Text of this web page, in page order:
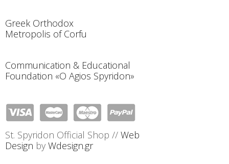
Greek Orthodox
Metropolis of Corfu
Communication & Educational
Foundation «O Agios Spyridon»
St. Spyridon Official Shop // Web
Design by Wdesign.gr